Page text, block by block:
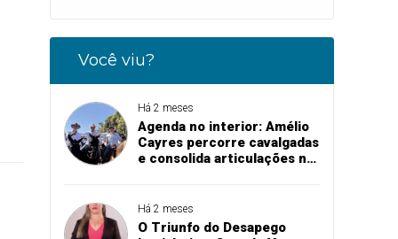
Você viu?
Há 2 meses
Agenda no interior: Amélio
Cayres percorre cavalgadas
e consolida articulações na
Há 2 meses
O Triunfo do Desapego